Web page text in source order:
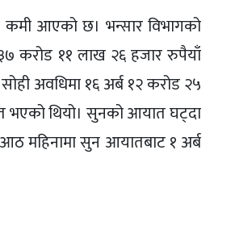
आएको छ। भन्सार विभागको
करोड ११ लाख २६ हजार रुपैयाँ
अवधिमा १६ अर्ब १२ करोड २५
थियो। सुनको आयात घट्दा
महिनामा सुन आयातबाट १ अर्ब